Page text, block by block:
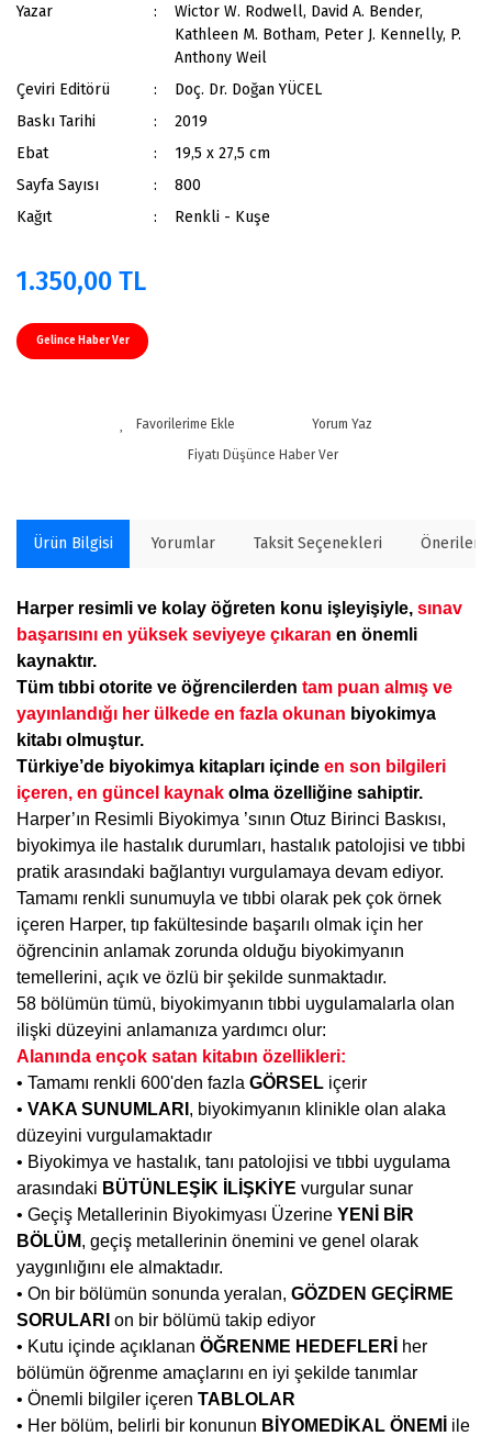
Yazar
Wictor W. Rodwell, David A. Bender,
Kathleen M. Botham, Peter J. Kennelly, P.
Anthony Weil
Çeviri Editörü
Doç. Dr. Doğan YÜCEL
Baskı Tarihi
2019
Ebat
19,5 x 27,5 cm
Sayfa Sayısı
800
Kağıt
Renkli - Kuşe
1.350,00 TL
Gelince Haber Ver
Yorum Yaz
Fiyatı Düşünce Haber Ver
Ürün Bilgisi Yorumlar Taksit Seçenekleri
Harper resimli ve kolay öğreten konu işleyişiyle, sınav
başarısını en yüksek seviyeye çıkaran en önemli
kaynaktır.
Tüm tıbbi otorite ve öğrencilerden tam puan almış ve
yayınlandığı her ülkede en fazla okunan biyokimya
kitabı olmuştur.
Türkiye’de biyokimya kitapları içinde en son bilgileri
içeren, en güncel kaynak olma özelliğine sahiptir.
Harper’ın Resimli Biyokimya ’sının Otuz Birinci Baskısı,
biyokimya ile hastalık durumları, hastalık patolojisi ve tıbbi
pratik arasındaki bağlantıyı vurgulamaya devam ediyor.
Tamamı renkli sunumuyla ve tıbbi olarak pek çok örnek
içeren Harper, tıp fakültesinde başarılı olmak için her
öğrencinin anlamak zorunda olduğu biyokimyanın
temellerini, açık ve özlü bir şekilde sunmaktadır.
58 bölümün tümü, biyokimyanın tıbbi uygulamalarla olan
ilişki düzeyini anlamanıza yardımcı olur:
Alanında ençok satan kitabın özellikleri:
• Tamamı renkli 600'den fazla GÖRSEL içerir
• VAKA SUNUMLARI , biyokimyanın klinikle olan alaka
düzeyini vurgulamaktadır
• Biyokimya ve hastalık, tanı patolojisi ve tıbbi uygulama
arasındaki BÜTÜNLEŞİK İLİŞKİYE vurgular sunar
• Geçiş Metallerinin Biyokimyası Üzerine YENİ BİR
BÖLÜM, geçiş metallerinin önemini ve genel olarak
yaygınlığını ele almaktadır.
• On bir bölümün sonunda yeralan, GÖZDEN GEÇİRME
SORULARI on bir bölümü takip ediyor
• Kutu içinde açıklanan ÖĞRENME HEDEFLERİ
her
bölümün öğrenme amaçlarını en iyi şekilde tanımlar
• Önemli bilgiler içeren TABLOLAR
• Her bölüm, belirli bir konunun BİYOMEDİKAL ÖNEMİ
ile